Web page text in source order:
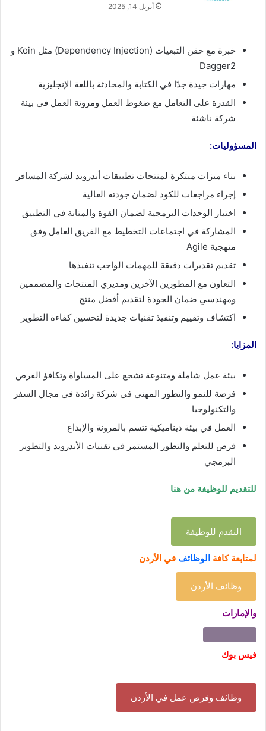
أبريل 14, 2025
خبرة مع حقن التبعيات (Dependency Injection) مثل Koin و
Dagger2
مهارات جيدة جدًا في الكتابة والمحادثة باللغة الإنجليزية
القدرة على التعامل مع ضغوط العمل ومرونة العمل في بيئة
شركة ناشئة
المسؤوليات:
بناء ميزات مبتكرة لمنتجات تطبيقات أندرويد لشركة المسافر
إجراء مراجعات للكود لضمان جودته العالية
اختبار الوحدات البرمجية لضمان القوة والمتانة في التطبيق
المشاركة في اجتماعات التخطيط مع الفريق العامل وفق
منهجية Agile
تقديم تقديرات دقيقة للمهمات الواجب تنفيذها
التعاون مع المطورين الآخرين ومديري المنتجات والمصممين
ومهندسي ضمان الجودة لتقديم أفضل منتج
اكتشاف وتقييم وتنفيذ تقنيات جديدة لتحسين كفاءة التطوير
المزايا:
بيئة عمل شاملة ومتنوعة تشجع على المساواة وتكافؤ الفرص
فرصة للنمو والتطور المهني في شركة رائدة في مجال السفر
والتكنولوجيا
العمل في بيئة ديناميكية تتسم بالمرونة والإبداع
فرص للتعلم والتطور المستمر في تقنيات الأندرويد والتطوير
البرمجي
للتقديم للوظيفة من هنا
التقدم للوظيفة
لمتابعة كافة الوظائف في الأردن
وظائف الأردن
والإمارات
فيس بوك
وظائف وفرص عمل في الأردن